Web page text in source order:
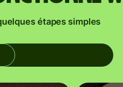
étapes simples